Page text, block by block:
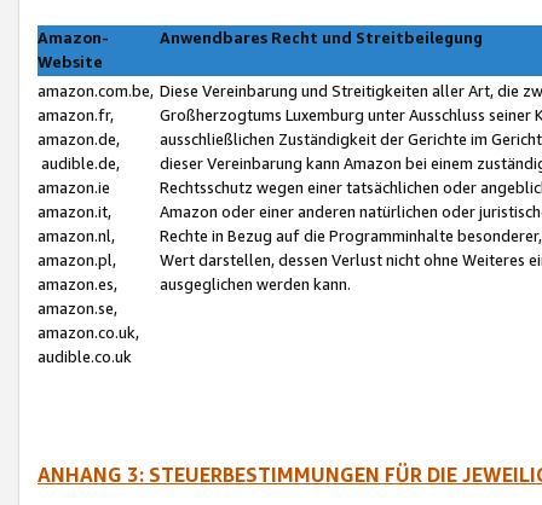
Amazon-
Website
Anwendbares Recht und Streitbeilegung
amazon.com.be,
amazon.fr,
amazon.de,
audible.de,
amazon.ie
amazon.it,
amazon.nl,
amazon.pl,
amazon.es,
amazon.se,
amazon.co.uk,
audible.co.uk
Diese Vereinbarung und Streitigkeiten aller Art, die
Großherzogtums Luxemburg unter Ausschluss
ausschließlichen Zuständigkeit der Gerichte im
dieser Vereinbarung kann Amazon bei einem
Rechtsschutz wegen einer tatsächlichen oder
Amazon oder einer anderen natürlichen oder
Rechte in Bezug auf die Programminhalte
Wert darstellen, dessen Verlust nicht ohne Weiteres
ausgeglichen werden kann.
ANHANG 3: STEUERBESTIMMUNGEN FÜR DIE